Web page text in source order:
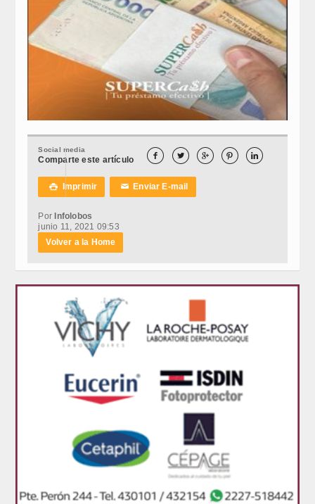
Social media
Comparte este artículo     
 Imprimir ✉Enviar E-mail
Por Infolobos
junio 11, 2021 09:53
Volver a la Home